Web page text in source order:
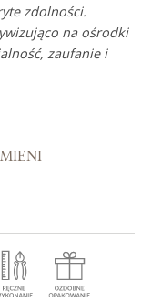
zdolności.
na ośrodki
zaufanie i